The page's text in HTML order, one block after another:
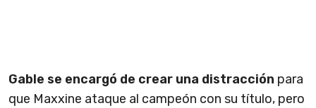
Gable se encargó de crear una distracción para
que Maxxine ataque al campeón con su título, pero